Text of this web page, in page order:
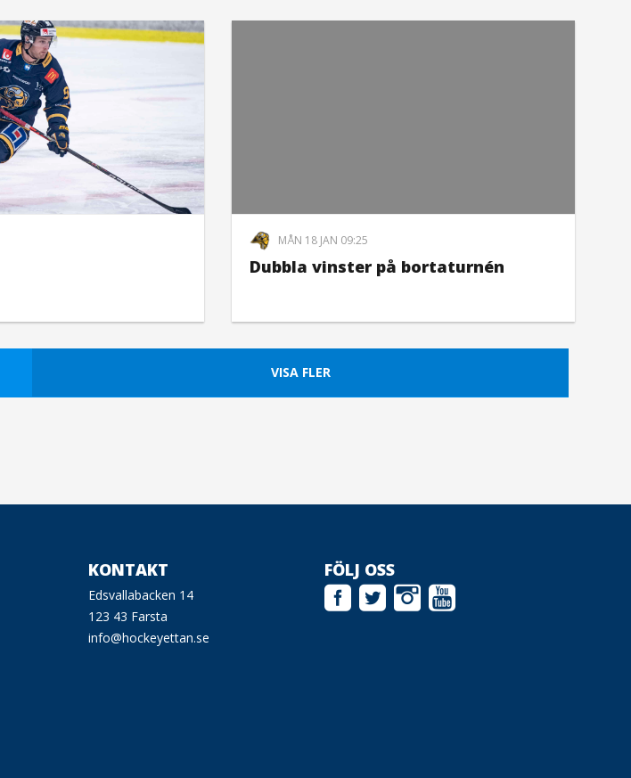
MÅN 18 JAN 09:25
Dubbla vinster på bortaturnén
VISA FLER
KONTAKT
Edsvallabacken 14
123 43 Farsta
info@hockeyettan.se
FÖLJ OSS